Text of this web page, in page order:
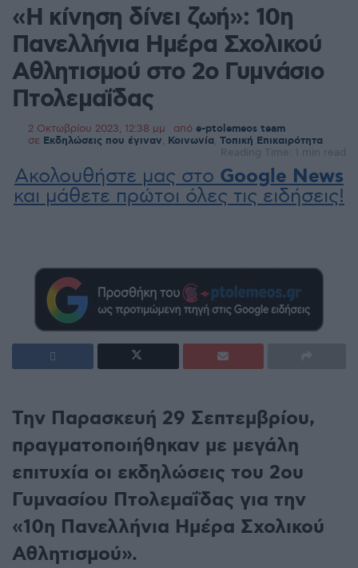
«Η κίνηση δίνει ζωή»: 10η
Πανελλήνια Ημέρα Σχολικού
Αθλητισμού στο 2ο Γυμνάσιο
Πτολεμαΐδας
2 Οκτωβρίου 2023, 12:38 μμ από e-ptolemeos team
σε Εκδηλώσεις που έγιναν Κοινωνία Τοπική Επικαιρότητα
Reading Time: 1 min read
Ακολουθήστε μας στο Google News
και μάθετε πρώτοι όλες τις ειδήσεις!
Την Παρασκευή 29 Σεπτεμβρίου,
πραγματοποιήθηκαν με μεγάλη
επιτυχία οι εκδηλώσεις του 2ου
Γυμνασίου Πτολεμαΐδας για την
«10η Πανελλήνια Ημέρα Σχολικού
Αθλητισμού».